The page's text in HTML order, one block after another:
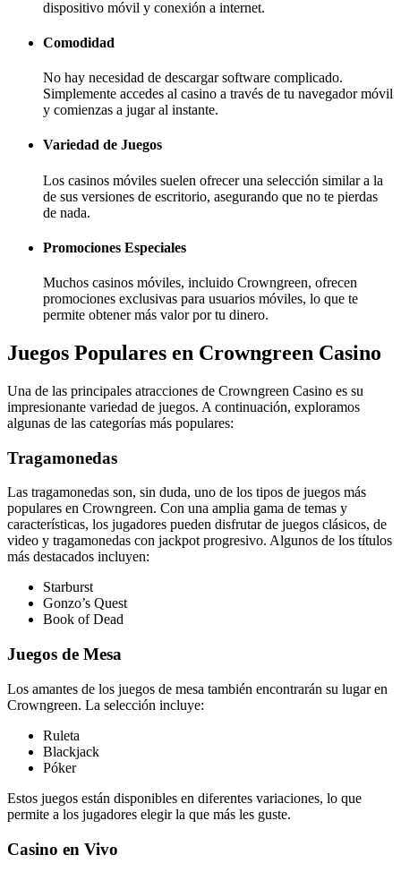
dispositivo móvil y conexión a internet.
Comodidad
No hay necesidad de descargar software complicado.
Simplemente accedes al casino a través de tu navegador móvil
y comienzas a jugar al instante.
Variedad de Juegos
Los casinos móviles suelen ofrecer una selección similar a la
de sus versiones de escritorio, asegurando que no te pierdas
de nada.
Promociones Especiales
Muchos casinos móviles, incluido Crowngreen, ofrecen
promociones exclusivas para usuarios móviles, lo que te
permite obtener más valor por tu dinero.
Juegos Populares en Crowngreen Casino
Una de las principales atracciones de Crowngreen Casino es su
impresionante variedad de juegos. A continuación, exploramos
algunas de las categorías más populares:
Tragamonedas
Las tragamonedas son, sin duda, uno de los tipos de juegos más
populares en Crowngreen. Con una amplia gama de temas y
características, los jugadores pueden disfrutar de juegos clásicos, de
video y tragamonedas con jackpot progresivo. Algunos de los títulos
más destacados incluyen:
Starburst
Gonzo’s Quest
Book of Dead
Juegos de Mesa
Los amantes de los juegos de mesa también encontrarán su lugar en
Crowngreen. La selección incluye:
Ruleta
Blackjack
Póker
Estos juegos están disponibles en diferentes variaciones, lo que
permite a los jugadores elegir la que más les guste.
Casino en Vivo